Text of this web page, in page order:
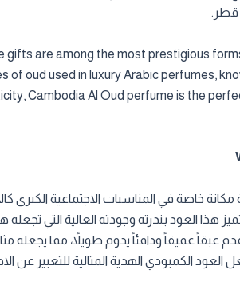
قطر.
gifts are among the most prestigious
of oud used in luxury Arabic perfumes,
Cambodia Al Oud perfume is the
خاصة في المناسبات الاجتماعية الكبرى
هذا العود بندرته وجودته العالية التي
عبقاً عميقاً ودافئاً يدوم طويلاً، مما يجعله
الكمبودي الهدية المثالية للتعبير عن